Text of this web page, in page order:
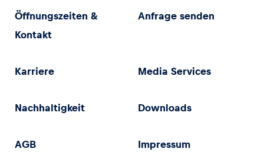
Öffnungszeiten &
Kontakt
Anfrage senden
Karriere Media Services
Nachhaltigkeit Downloads
AGB Impressum